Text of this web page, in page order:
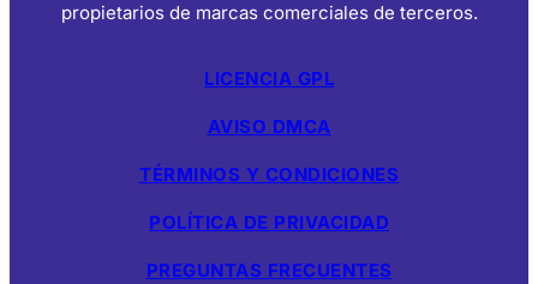
propietarios de marcas comerciales de terceros.
LICENCIA GPL
AVISO DMCA
TÉRMINOS Y CONDICIONES
POLÍTICA DE PRIVACIDAD
PREGUNTAS FRECUENTES